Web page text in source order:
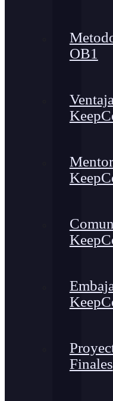
OB1
Finales